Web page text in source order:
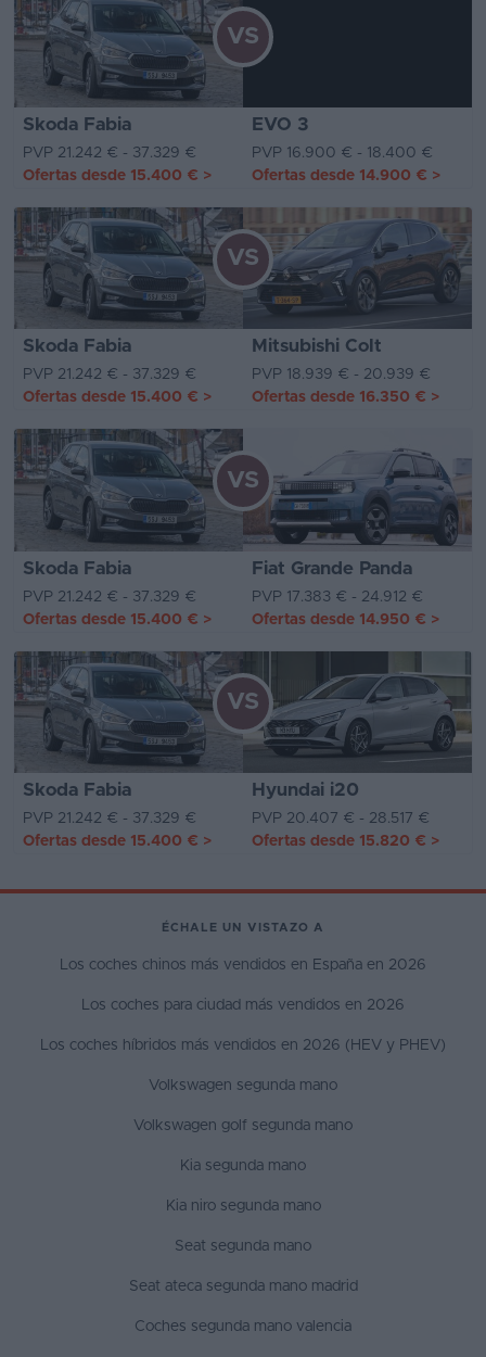
Skoda Fabia EVO 3
VS
PVP 21.242 € - 37.329 €
PVP 16.900 € - 18.400 €
Ofertas desde 15.400 € > Ofertas desde 14.900 € >
Skoda Fabia Mitsubishi Colt
VS
PVP 21.242 € - 37.329 €
PVP 18.939 € - 20.939 €
Ofertas desde 15.400 € > Ofertas desde 16.350 € >
Skoda Fabia Fiat Grande Panda
VS
PVP 21.242 € - 37.329 €
PVP 17.383 € - 24.912 €
Ofertas desde 15.400 € > Ofertas desde 14.950 € >
Skoda Fabia Hyundai i20
VS
PVP 21.242 € - 37.329 €
PVP 20.407 € - 28.517 €
Ofertas desde 15.400 € > Ofertas desde 15.820 € >
ÉCHALE UN VISTAZO A
Los coches chinos más vendidos en España en 2026
Los coches para ciudad más vendidos en 2026
Los coches híbridos más vendidos en 2026 (HEV y PHEV)
Volkswagen segunda mano
Volkswagen golf segunda mano
Kia segunda mano
Kia niro segunda mano
Seat segunda mano
Seat ateca segunda mano madrid
Coches segunda mano valencia